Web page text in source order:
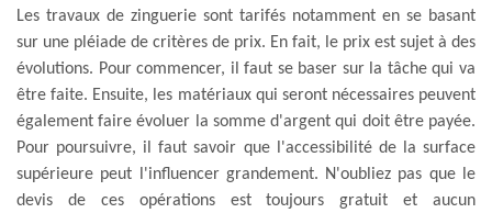
Les travaux de zinguerie sont tarifés notamment en se basant
sur une pléiade de critères de prix. En fait, le prix est sujet à des
évolutions. Pour commencer, il faut se baser sur la tâche qui va
être faite. Ensuite, les matériaux qui seront nécessaires peuvent
également faire évoluer la somme d'argent qui doit être payée.
Pour poursuivre, il faut savoir que l'accessibilité de la surface
supérieure peut l'influencer grandement. N'oubliez pas que le
devis de ces opérations est toujours gratuit et aucun